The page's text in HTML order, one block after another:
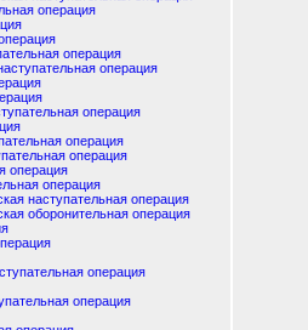
операция
операция
операция
операция
операция
операция
операция
операция
наступательная операция
оборонительная операция
операция
операция